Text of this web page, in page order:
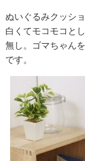
ぬいぐるみクッシ
白くてモコモコと
無し。ゴマちゃん
です。